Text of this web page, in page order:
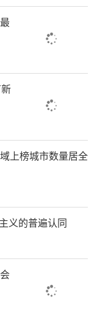
上榜城市数量居全
义的普遍认同